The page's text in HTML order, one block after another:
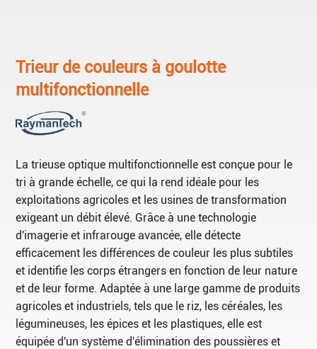
Trieur de couleurs à goulotte
multifonctionnelle
La trieuse optique multifonctionnelle est conçue pour le
tri à grande échelle, ce qui la rend idéale pour les
exploitations agricoles et les usines de transformation
exigeant un débit élevé. Grâce à une technologie
d'imagerie et infrarouge avancée, elle détecte
efficacement les différences de couleur les plus subtiles
et identifie les corps étrangers en fonction de leur nature
et de leur forme. Adaptée à une large gamme de produits
agricoles et industriels, tels que le riz, les céréales, les
légumineuses, les épices et les plastiques, elle est
équipée d'un système d'élimination des poussières et